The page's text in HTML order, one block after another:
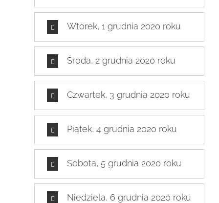
Wtorek, 1 grudnia 2020 roku
Środa, 2 grudnia 2020 roku
Czwartek, 3 grudnia 2020 roku
Piątek, 4 grudnia 2020 roku
Sobota, 5 grudnia 2020 roku
Niedziela, 6 grudnia 2020 roku